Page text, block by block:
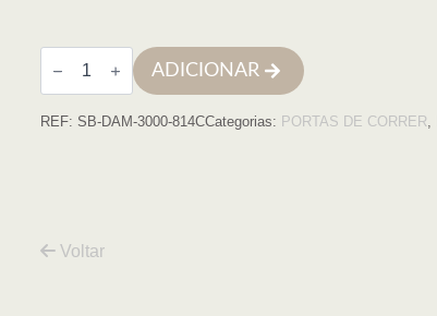
Quantidade
de
Cabine
3000
ADICIONAR
REF: SB-DAM-3000-814CCategorias: PORTAS DE CORRER,
Voltar